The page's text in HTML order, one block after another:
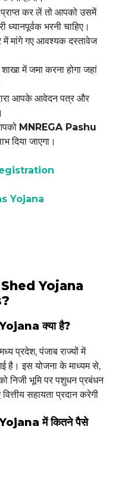
कर लें तो आपको उसमें
ध्यानपूर्वक भरनी चाहिए।
मांगे गए आवश्यक दस्तावेज
में जमा करना होगा जहां
आपके आवेदन पत्र और
MNREGA Pashu
दिया जाएगा।
Yojana
Yojana
क्या है?
प्रदेश, पंजाब राज्यों में
है। इस योजना के माध्यम से,
निजी भूमि पर पशुधन प्रबंधन
सहायता प्रदान करेगी
में कितने पैसे